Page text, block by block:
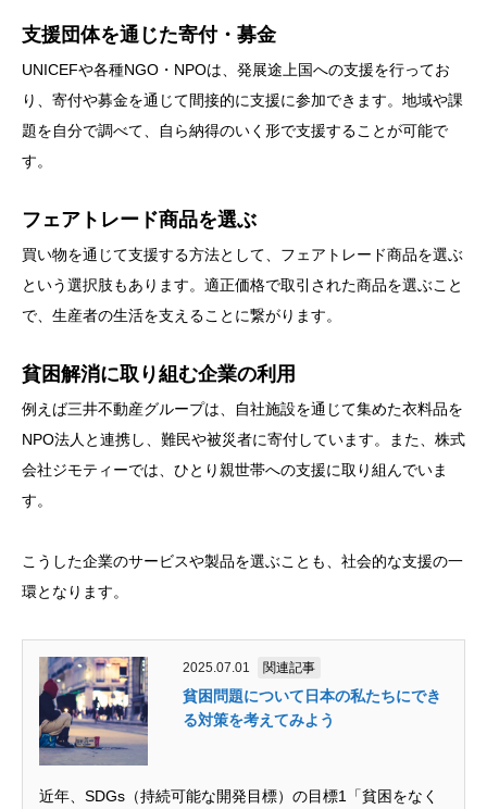
支援団体を通じた寄付・募金
UNICEFや各種NGO・NPOは、発展途上国への支援を行ってお
り、寄付や募金を通じて間接的に支援に参加できます。地域や課
題を自分で調べて、自ら納得のいく形で支援することが可能で
す。
フェアトレード商品を選ぶ
買い物を通じて支援する方法として、フェアトレード商品を選ぶ
という選択肢もあります。適正価格で取引された商品を選ぶこと
で、生産者の生活を支えることに繋がります。
貧困解消に取り組む企業の利用
例えば三井不動産グループは、自社施設を通じて集めた衣料品を
NPO法人と連携し、難民や被災者に寄付しています。また、株式
会社ジモティーでは、ひとり親世帯への支援に取り組んでいま
す。
こうした企業のサービスや製品を選ぶことも、社会的な支援の一
環となります。
2025.07.01 関連記事
貧困問題について日本の私たちにでき
る対策を考えてみよう
近年、SDGs（持続可能な開発目標）の目標1「貧困をなく